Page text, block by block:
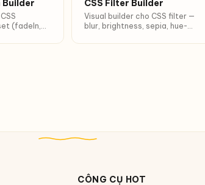
Builder
(fadeIn,
easing,
CSS Filter Builder
Visual builder cho CSS filter —
blur, brightness, sepia, hue-
(Vintage, Polaroid, Noir…).
CÔNG CỤ HOT